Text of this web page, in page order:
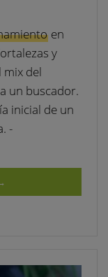
en
y
mix del
un buscador.
inicial de un
-